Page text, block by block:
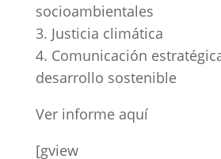
socioambientales
3. Justicia climática
4. Comunicación
desarrollo sostenible
Ver informe aquí
[gview